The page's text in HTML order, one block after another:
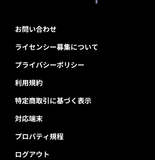
お問い合わせ
ライセンシー募集について
プライバシーポリシー
利用規約
特定商取引に基づく表示
対応端末
プロパティ規程
ログアウト